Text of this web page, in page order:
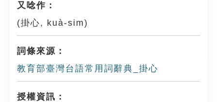
又唸作：
(掛心, kuà-sim)
詞條來源：
教育部臺灣台語常用詞辭典_掛心
授權資訊：